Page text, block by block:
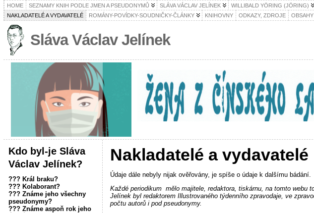
HOME SEZNAMY KNIH PODLE JMEN A PSEUDONYMŮ SLÁVA VÁCLAV JELÍNEK WILLIBALD YÖRING (JÖRING)
NAKLADATELÉ A VYDAVATELÉ
ROMÁNY-POVÍDKY-SOUDNIČKY-ČLÁNKY KNIHOVNY ODKAZY, ZDROJE
Sláva Václav Jelínek
Kdo byl-je Sláva
Václav Jelínek?
??? Král braku?
??? Kolaborant?
??? Známe jeho všechny
pseudonymy?
??? Známe aspoň rok jeho
Nakladatelé a vydavatelé
Údaje dále nebyly nijak ověřovány, je spíše o údaje k dalšímu bádání.
Každé periodikum mělo majitele, redaktora, tiskárnu, na tomto webu
Jelínek byl redaktorem Illustrovaného týdenního zpravodaje, ve
počtu autorů i pod pseudonymy.